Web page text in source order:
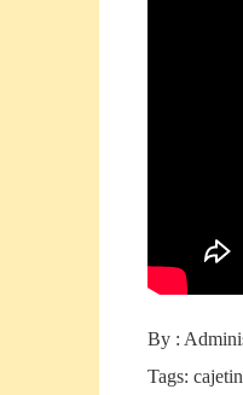
By :
Tags: